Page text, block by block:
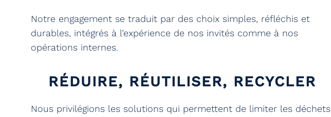
Notre engagement se traduit par des choix simples, réfléchis et
durables, intégrés à l’expérience de nos invités comme à nos
opérations internes.
RÉDUIRE, RÉUTILISER, RECYCLER
Nous privilégions les solutions qui permettent de limiter les déchets